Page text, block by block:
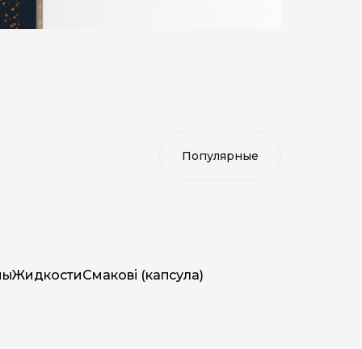
ЖидкостиСмакові (капсула)